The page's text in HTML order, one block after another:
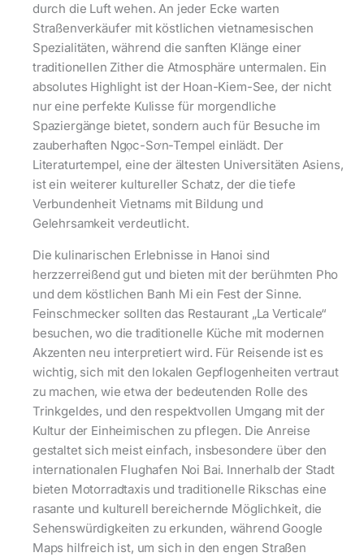
durch die Luft wehen. An jeder Ecke warten
Straßenverkäufer mit köstlichen vietnamesischen
Spezialitäten, während die sanften Klänge einer
traditionellen Zither die Atmosphäre untermalen. Ein
absolutes Highlight ist der Hoan-Kiem-See, der nicht
nur eine perfekte Kulisse für morgendliche
Spaziergänge bietet, sondern auch für Besuche im
zauberhaften Ngọc-Sơn-Tempel einlädt. Der
Literaturtempel, eine der ältesten Universitäten Asiens,
ist ein weiterer kultureller Schatz, der die tiefe
Verbundenheit Vietnams mit Bildung und
Gelehrsamkeit verdeutlicht.
Die kulinarischen Erlebnisse in Hanoi sind
herzzerreißend gut und bieten mit der berühmten Pho
und dem köstlichen Banh Mi ein Fest der Sinne.
Feinschmecker sollten das Restaurant „La Verticale“
besuchen, wo die traditionelle Küche mit modernen
Akzenten neu interpretiert wird. Für Reisende ist es
wichtig, sich mit den lokalen Gepflogenheiten vertraut
zu machen, wie etwa der bedeutenden Rolle des
Trinkgeldes, und den respektvollen Umgang mit der
Kultur der Einheimischen zu pflegen. Die Anreise
gestaltet sich meist einfach, insbesondere über den
internationalen Flughafen Noi Bai. Innerhalb der Stadt
bieten Motorradtaxis und traditionelle Rikschas eine
rasante und kulturell bereichernde Möglichkeit, die
Sehenswürdigkeiten zu erkunden, während Google
Maps hilfreich ist, um sich in den engen Straßen